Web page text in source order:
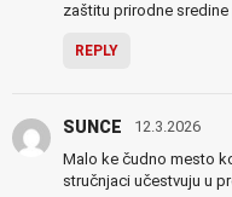
zaštitu prirodne sredine
REPLY
SUNCE 12.3.2026
Malo ke čudno mesto
stručnjaci učestvuju u